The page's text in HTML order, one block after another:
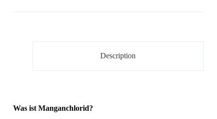
Description
Was ist Manganchlorid?